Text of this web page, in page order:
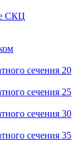
СКЦ
сечения 20
сечения 25
сечения 30
сечения 35